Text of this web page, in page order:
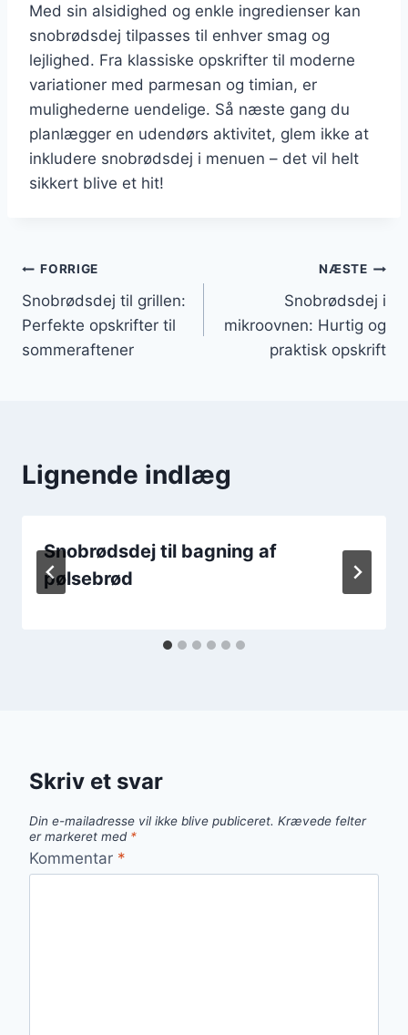
Med sin alsidighed og enkle ingredienser kan
snobrødsdej tilpasses til enhver smag og
lejlighed. Fra klassiske opskrifter til moderne
variationer med parmesan og timian, er
mulighederne uendelige. Så næste gang du
planlægger en udendørs aktivitet, glem ikke at
inkludere snobrødsdej i menuen – det vil helt
sikkert blive et hit!
Indlægsnavigation
FORRIGE
Snobrødsdej til grillen:
Perfekte opskrifter til
sommeraftener
NÆSTE
Snobrødsdej i
mikroovnen: Hurtig og
praktisk opskrift
Lignende indlæg
Snobrødsdej til bagning af
pølsebrød
Skriv et svar
Din e-mailadresse vil ikke blive publiceret. Krævede felter
er markeret med *
Kommentar *